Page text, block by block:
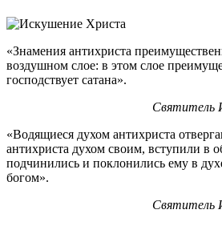
«Знамения антихриста
воздушном слое: в этом слое
господствует сатана».
Святитель
«Водящиеся духом антихриста
антихриста духом своим, вступили в
подчинились и поклонились ему в
богом».
Святитель